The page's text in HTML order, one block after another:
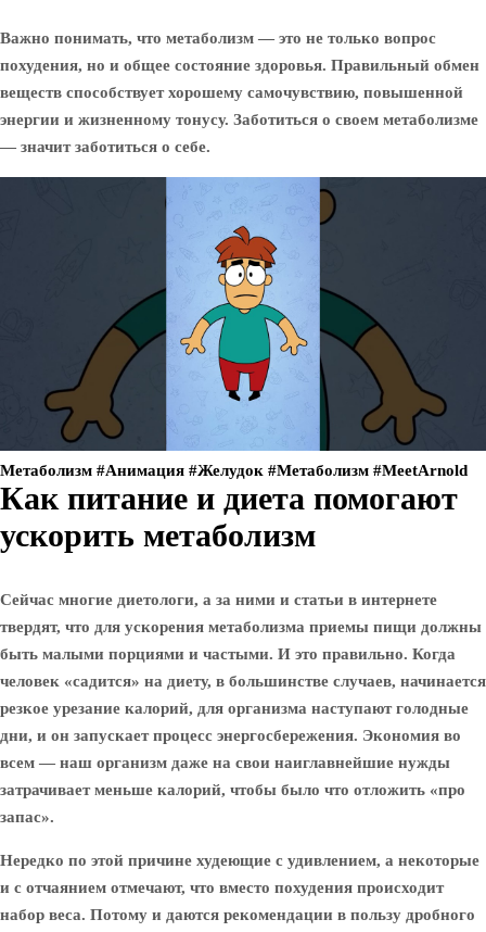
Важно понимать, что метаболизм — это не только вопрос
похудения, но и общее состояние здоровья. Правильный обмен
веществ способствует хорошему самочувствию, повышенной
энергии и жизненному тонусу. Заботиться о своем метаболизме
— значит заботиться о себе.
Метаболизм #Анимация #Желудок #Метаболизм #MeetArnold
Как питание и диета помогают
ускорить метаболизм
Сейчас многие диетологи, а за ними и статьи в интернете
твердят, что для ускорения метаболизма приемы пищи должны
быть малыми порциями и частыми. И это правильно. Когда
человек «садится» на диету, в большинстве случаев, начинается
резкое урезание калорий, для организма наступают голодные
дни, и он запускает процесс энергосбережения. Экономия во
всем — наш организм даже на свои наиглавнейшие нужды
затрачивает меньше калорий, чтобы было что отложить «про
запас».
Нередко по этой причине худеющие с удивлением, а некоторые
и с отчаянием отмечают, что вместо похудения происходит
набор веса. Потому и даются рекомендации в пользу дробного